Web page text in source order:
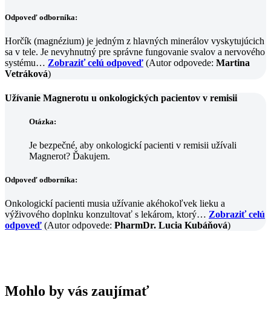
Odpoveď odborníka:
Horčík (magnézium) je jedným z hlavných minerálov vyskytujúcich
sa v tele. Je nevyhnutný pre správne fungovanie svalov a nervového
systému… Zobraziť celú odpoveď (Autor odpovede: Martina
Vetráková)
Užívanie Magnerotu u onkologických pacientov v remisii
Otázka:
Je bezpečné, aby onkologickí pacienti v remisii užívali
Magnerot? Ďakujem.
Odpoveď odborníka:
Onkologickí pacienti musia užívanie akéhokoľvek lieku a
výživového doplnku konzultovať s lekárom, ktorý… Zobraziť celú
odpoveď (Autor odpovede: PharmDr. Lucia Kubáňová)
Mohlo by vás zaujímať